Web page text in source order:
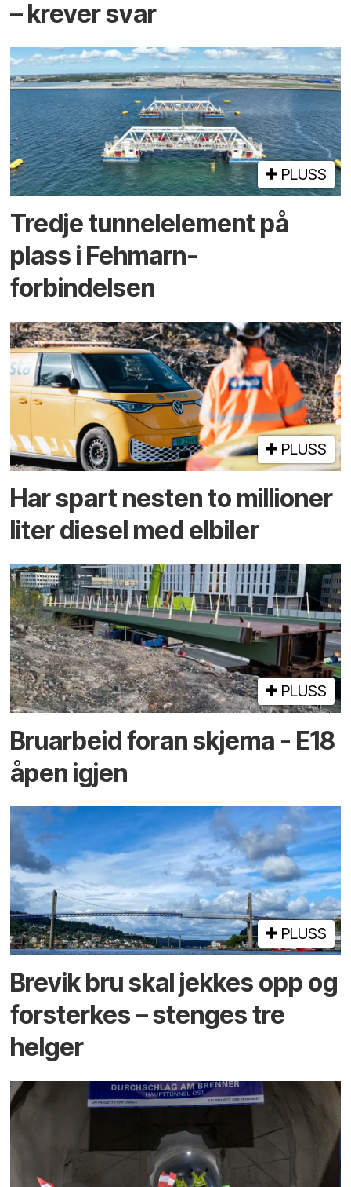
– krever svar
PLUSS
Tredje tunnel­element på
plass i Fehmarn-
forbindelsen
PLUSS
Har spart nesten to millioner
liter diesel med elbiler
PLUSS
Bruarbeid foran skjema - E18
åpen igjen
PLUSS
Brevik bru skal jekkes opp og
forsterkes – stenges tre
helger